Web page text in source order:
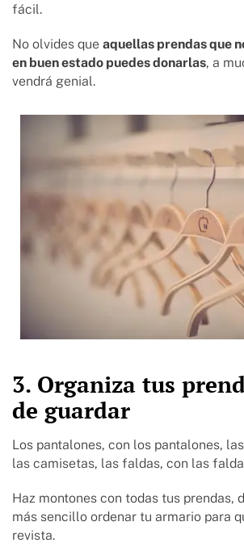
fácil.
No olvides que aquellas prendas que
en buen estado puedes donarlas, a
vendrá genial.
3. Organiza tus
de guardar
Los pantalones, con los pantalones,
las camisetas, las faldas, con las
Haz montones con todas tus prendas,
más sencillo ordenar tu armario para
revista.